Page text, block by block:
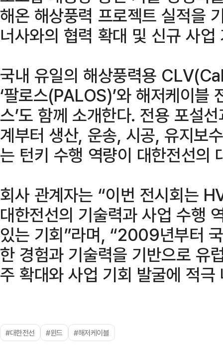
해온 해상풍력 프로젝트 실적을
너사와의 협력 확대 및 신규 사
국내 유일의 해상풍력용
‘팔로스(PALOS)’와 해저케이블
스’도 함께 소개한다. 전용 포설
계부터 생산, 운송, 시공, 유지보
는 턴키 수행 역량이 대한전선의
회사 관계자는 “이번 전시회는
대한전선의 기술력과 사업 수행
있는 기회”라며, “2009년부터
한 경험과 기술력을 기반으로 유
주 확대와 사업 기회 발굴에 적
#대한전선 #윈드 #해저케이블